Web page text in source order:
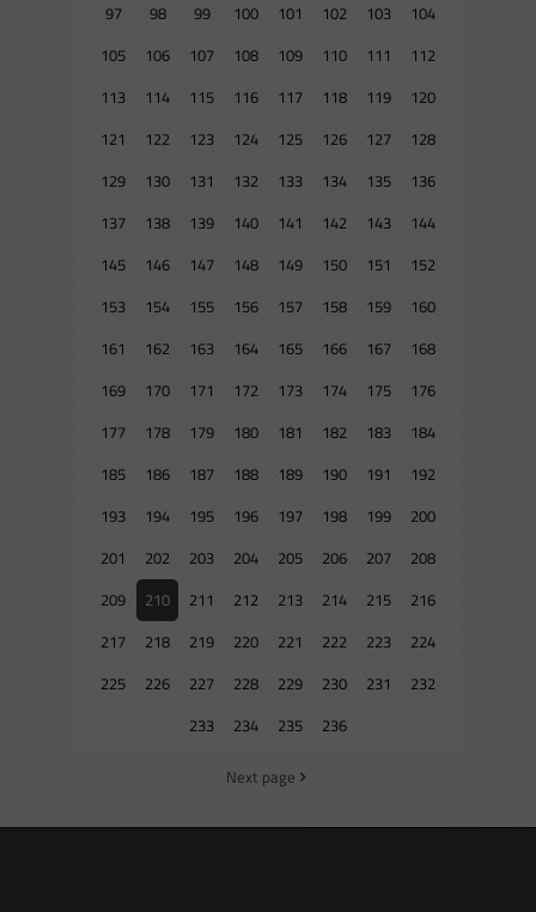
97
98 99 100 101 102 103
104
105
106 107 108 109 110 111
112
113
114 115 116 117 118 119
120
121
122 123 124 125 126 127
128
129
130 131 132 133 134 135
136
137
138 139 140 141 142 143
144
145
146 147 148 149 150 151
152
153
154 155 156 157 158 159
160
161
162 163 164 165 166 167
168
169
170 171 172 173 174 175
176
177
178 179 180 181 182 183
184
185
186 187 188 189 190 191
192
193
194 195 196 197 198 199
200
201
202 203 204 205 206 207
208
209
210 211 212 213 214 215
216
217
218 219 220 221 222 223
224
225
226 227 228 229 230 231
232
233
234 235 236
Next page